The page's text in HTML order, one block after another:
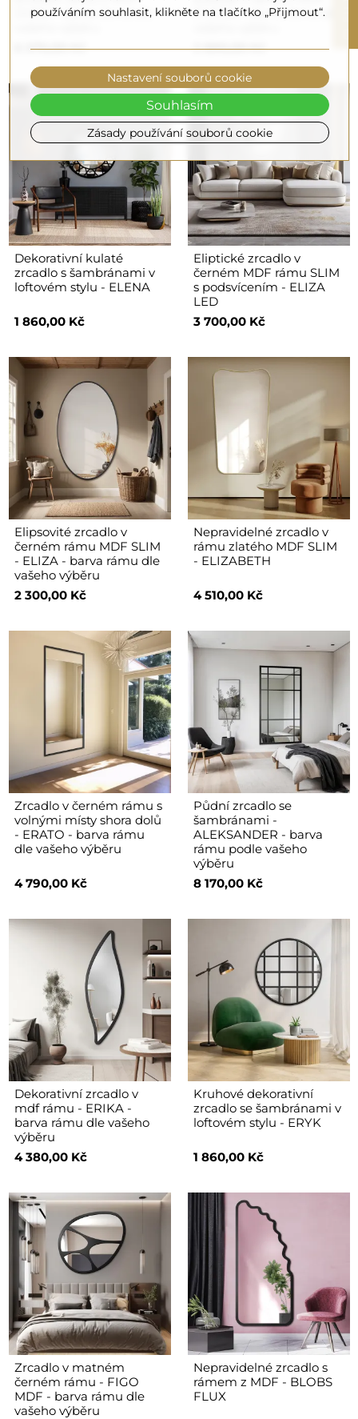
DORA - barva rámu dle
6 570,00 Kč
DYZMA - barva rámu dle
2 890,00 Kč
Dekorativní kulaté
zrcadlo s šambránami v
loftovém stylu - ELENA
1 860,00 Kč
Eliptické zrcadlo v
černém MDF rámu SLIM
s podsvícením - ELIZA
LED
3 700,00 Kč
Elipsovité zrcadlo v
černém rámu MDF SLIM
- ELIZA - barva rámu dle
vašeho výběru
2 300,00 Kč
Nepravidelné zrcadlo v
rámu zlatého MDF SLIM
- ELIZABETH
4 510,00 Kč
Zrcadlo v černém rámu s
volnými místy shora dolů
- ERATO - barva rámu
dle vašeho výběru
4 790,00 Kč
Půdní zrcadlo se
šambránami -
ALEKSANDER - barva
rámu podle vašeho
výběru
8 170,00 Kč
Dekorativní zrcadlo v
mdf rámu - ERIKA -
barva rámu dle vašeho
výběru
4 380,00 Kč
Kruhové dekorativní
zrcadlo se šambránami v
loftovém stylu - ERYK
1 860,00 Kč
Zrcadlo v matném
černém rámu - FIGO
MDF - barva rámu dle
vašeho výběru
Nepravidelné zrcadlo s
rámem z MDF - BLOBS
FLUX
používáním souhlasit, klikněte na tlačítko „Přijmout“.
Zásady používání souborů cookie
Nastavení souborů cookie
Souhlasím